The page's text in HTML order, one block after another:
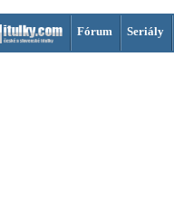
Fórum Seriály